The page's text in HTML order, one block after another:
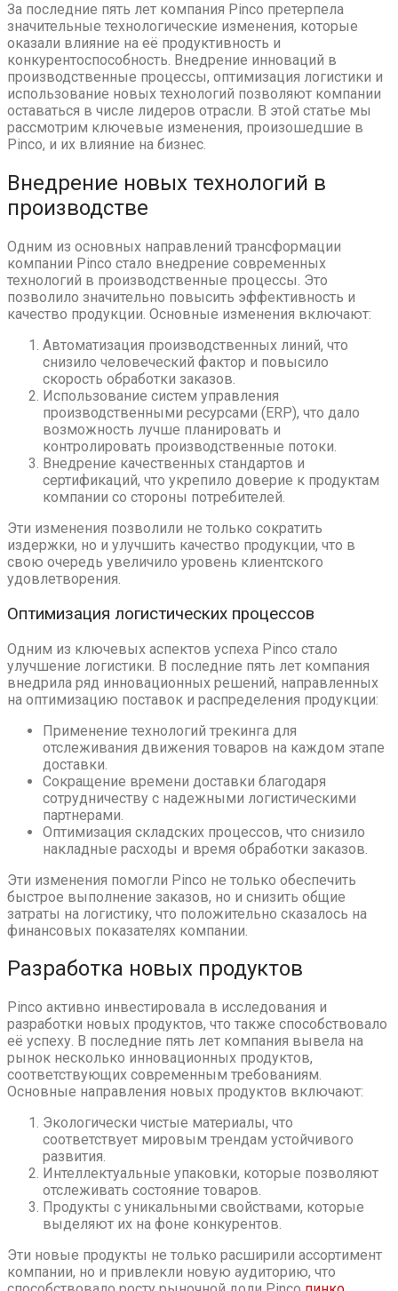
За последние пять лет компания Pinco претерпела
значительные технологические изменения, которые
оказали влияние на её продуктивность и
конкурентоспособность. Внедрение инноваций в
производственные процессы, оптимизация логистики и
использование новых технологий позволяют компании
оставаться в числе лидеров отрасли. В этой статье мы
рассмотрим ключевые изменения, произошедшие в
Pinco, и их влияние на бизнес.
Внедрение новых технологий в
производстве
Одним из основных направлений трансформации
компании Pinco стало внедрение современных
технологий в производственные процессы. Это
позволило значительно повысить эффективность и
качество продукции. Основные изменения включают:
Автоматизация производственных линий, что
снизило человеческий фактор и повысило
скорость обработки заказов.
Использование систем управления
производственными ресурсами (ERP), что дало
возможность лучше планировать и
контролировать производственные потоки.
Внедрение качественных стандартов и
сертификаций, что укрепило доверие к продуктам
компании со стороны потребителей.
Эти изменения позволили не только сократить
издержки, но и улучшить качество продукции, что в
свою очередь увеличило уровень клиентского
удовлетворения.
Оптимизация логистических процессов
Одним из ключевых аспектов успеха Pinco стало
улучшение логистики. В последние пять лет компания
внедрила ряд инновационных решений, направленных
на оптимизацию поставок и распределения продукции:
Применение технологий трекинга для
отслеживания движения товаров на каждом этапе
доставки.
Сокращение времени доставки благодаря
сотрудничеству с надежными логистическими
партнерами.
Оптимизация складских процессов, что снизило
накладные расходы и время обработки заказов.
Эти изменения помогли Pinco не только обеспечить
быстрое выполнение заказов, но и снизить общие
затраты на логистику, что положительно сказалось на
финансовых показателях компании.
Разработка новых продуктов
Pinco активно инвестировала в исследования и
разработки новых продуктов, что также способствовало
её успеху. В последние пять лет компания вывела на
рынок несколько инновационных продуктов,
соответствующих современным требованиям.
Основные направления новых продуктов включают:
Экологически чистые материалы, что
соответствует мировым трендам устойчивого
развития.
Интеллектуальные упаковки, которые позволяют
отслеживать состояние товаров.
Продукты с уникальными свойствами, которые
выделяют их на фоне конкурентов.
Эти новые продукты не только расширили ассортимент
компании, но и привлекли новую аудиторию, что